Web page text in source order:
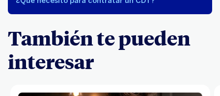
También te pueden
interesar